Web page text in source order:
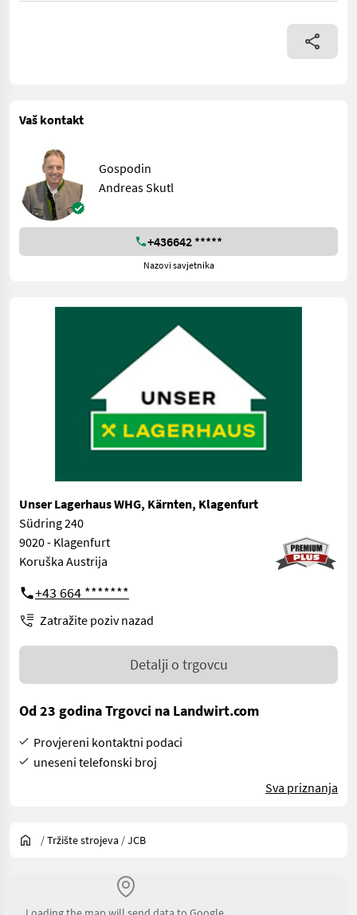
Vaš kontakt
Gospodin
Andreas Skutl
+436642 *****
Nazovi savjetnika
Unser Lagerhaus WHG, Kärnten, Klagenfurt
Südring 240
9020 - Klagenfurt
Koruška Austrija
+43 664 *******
Zatražite poziv nazad
Detalji o trgovcu
Od 23 godina Trgovci na Landwirt.com
Provjereni kontaktni podaci
uneseni telefonski broj
Sva priznanja
/Tržište strojeva /JCB